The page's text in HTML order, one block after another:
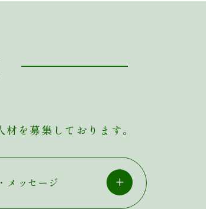
を募集しております。
メッセージ